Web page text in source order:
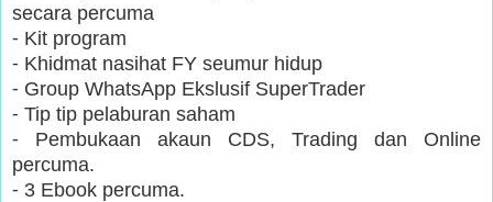
secara percuma
⁃ Kit program
⁃ Khidmat nasihat FY seumur hidup
⁃ Group WhatsApp Ekslusif SuperTrader
⁃ Tip tip pelaburan saham
⁃ Pembukaan akaun CDS, Trading dan Online
percuma.
⁃ 3 Ebook percuma.